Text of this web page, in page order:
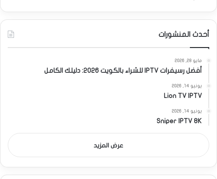
أحدث المنشورات
مايو 28, 2026
أفضل رسيفرات IPTV للشراء بالكويت 2026: دليلك الكامل
يونيو 14, 2026
Lion TV IPTV
يونيو 14, 2026
Sniper IPTV 8K
عرض المزيد